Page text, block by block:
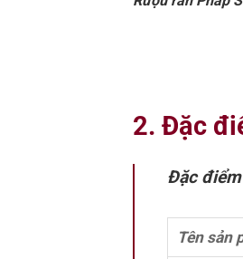
2. Đặc
Đặc
Tên sản